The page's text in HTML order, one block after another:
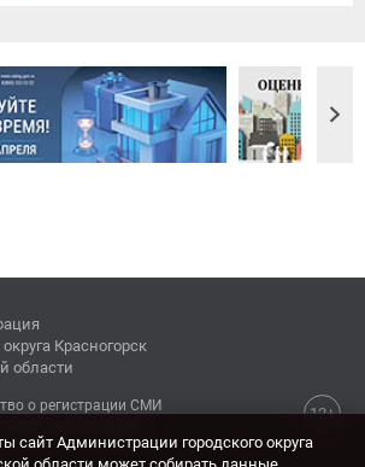
округа Красногорск
области
12+
о регистрации СМИ
сайт Администрации городского округа